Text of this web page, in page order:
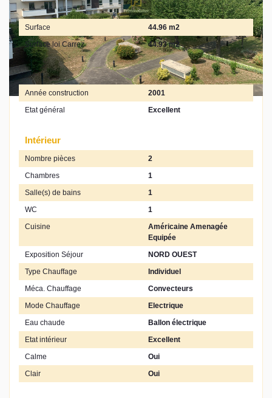
Surfaces
Surface
44.96 m2
Surface loi Carrez
44.93 m2
Extérieur
Année construction
2001
Etat général
Excellent
Intérieur
Nombre pièces
2
Chambres
1
Salle(s) de bains
1
WC
1
Cuisine
Américaine Amenagée
Equipée
Exposition Séjour
NORD OUEST
Type Chauffage
Individuel
Méca. Chauffage
Convecteurs
Mode Chauffage
Electrique
Eau chaude
Ballon électrique
Etat intérieur
Excellent
Calme
Oui
Clair
Oui